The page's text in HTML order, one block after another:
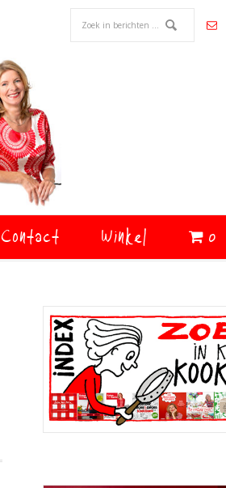
Contact Winkel 0
Primaire
Sidebar